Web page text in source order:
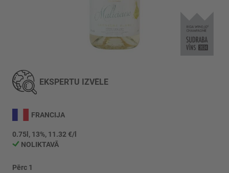
uz
galerijas
sākumu
EKSPERTU IZVĒLE
FRANCIJA
0.75l, 13%, 11.32 €/l
NOLIKTAVĀ
Pērc 1